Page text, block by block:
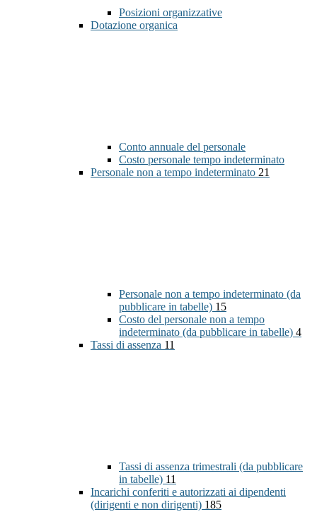
Posizioni organizzative
Dotazione organica
Conto annuale del personale
Costo personale tempo indeterminato
Personale non a tempo indeterminato 21
Personale non a tempo indeterminato (da
pubblicare in tabelle) 15
Costo del personale non a tempo
indeterminato (da pubblicare in tabelle) 4
Tassi di assenza 11
Tassi di assenza trimestrali (da pubblicare
in tabelle) 11
Incarichi conferiti e autorizzati ai dipendenti
(dirigenti e non dirigenti) 185